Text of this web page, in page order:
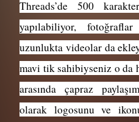
Threads’de 500
yapılabiliyor,
uzunlukta videolar da
mavi tik sahibiyseniz o da
arasında çapraz
olarak logosunu ve